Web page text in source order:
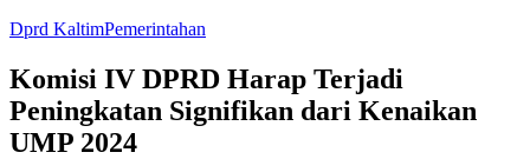
Dprd KaltimPemerintahan
Komisi IV DPRD Harap Terjadi
Peningkatan Signifikan dari Kenaikan
UMP 2024